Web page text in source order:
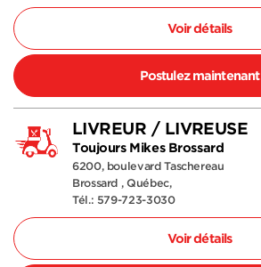
Voir détails
Postulez maintenant
LIVREUR / LIVREUSE
Toujours Mikes Brossard
6200, boulevard Taschereau
Brossard , Québec,
Tél.: 579-723-3030
Voir détails